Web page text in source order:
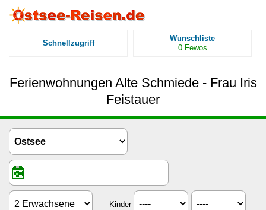
Schnellzugriff
Wunschliste
0 Fewos
Ferienwohnungen Alte Schmiede - Frau Iris
Feistauer
Kinder